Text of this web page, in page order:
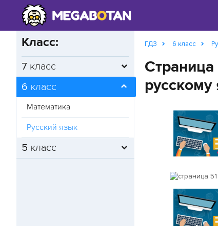
Класс:
7 класс
6 класс
Математика
Русский язык
5 класс
ГДЗ 6 класс